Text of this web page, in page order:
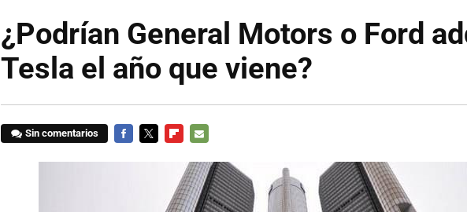
¿Podrían General Motors o Ford
Tesla el año que viene?
Sin comentarios
MAIL